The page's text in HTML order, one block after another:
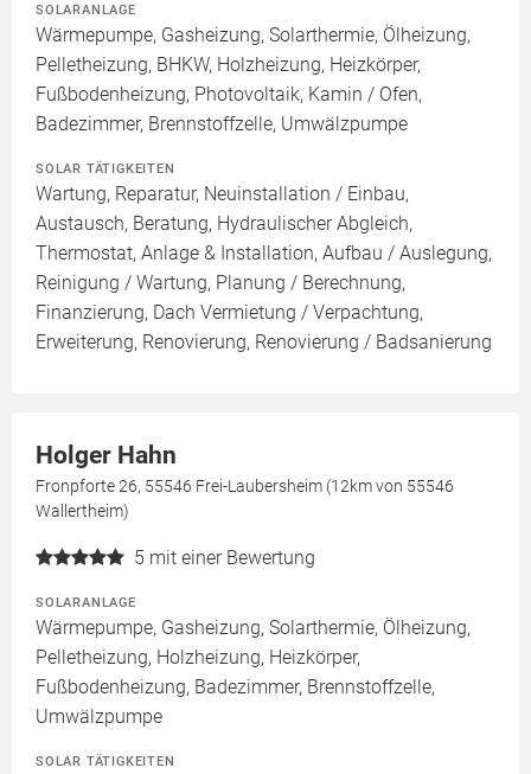
SOLARANLAGE
Wärmepumpe, Gasheizung, Solarthermie, Ölheizung,
Pelletheizung, BHKW, Holzheizung, Heizkörper,
Fußbodenheizung, Photovoltaik, Kamin / Ofen,
Badezimmer, Brennstoffzelle, Umwälzpumpe
SOLAR TÄTIGKEITEN
Wartung, Reparatur, Neuinstallation / Einbau,
Austausch, Beratung, Hydraulischer Abgleich,
Thermostat, Anlage & Installation, Aufbau / Auslegung,
Reinigung / Wartung, Planung / Berechnung,
Finanzierung, Dach Vermietung / Verpachtung,
Erweiterung, Renovierung, Renovierung / Badsanierung
Holger Hahn
Fronpforte 26, 55546 Frei-Laubersheim (12km von 55546
Wallertheim)
5 mit einer Bewertung
SOLARANLAGE
Wärmepumpe, Gasheizung, Solarthermie, Ölheizung,
Pelletheizung, Holzheizung, Heizkörper,
Fußbodenheizung, Badezimmer, Brennstoffzelle,
Umwälzpumpe
SOLAR TÄTIGKEITEN